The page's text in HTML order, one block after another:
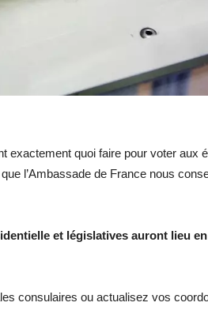
exactement quoi faire pour voter aux
l’Ambassade de France nous
et législatives auront lieu
consulaires ou actualisez vos